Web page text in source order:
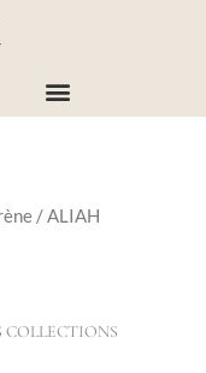
/ ALIAH
COLLECTIONS